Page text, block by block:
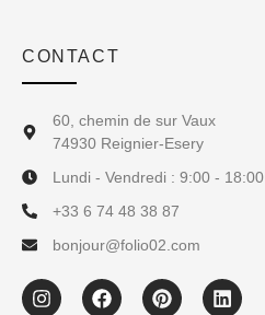
CONTACT
60, chemin de sur Vaux
74930 Reignier-Esery
Lundi - Vendredi : 9:00 - 18:00
+33 6 74 48 38 87
bonjour@folio02.com